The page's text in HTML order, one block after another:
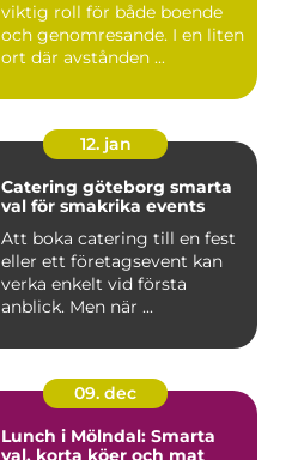
viktig roll för både boende
och genomresande. I en liten
ort där avstånden ...
12. jan
Catering göteborg smarta
val för smakrika events
Att boka catering till en fest
eller ett företagsevent kan
verka enkelt vid första
anblick. Men när ...
09. dec
Lunch i Mölndal: Smarta
val, korta köer och mat